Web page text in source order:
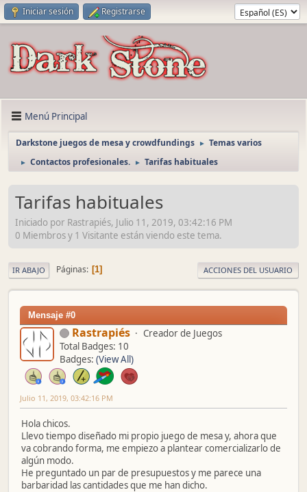
Iniciar sesión Registrarse
Menú Principal
Darkstone juegos de mesa y crowdfundings ► Temas varios
► Contactos profesionales. ► Tarifas habituales
Tarifas habituales
Iniciado por Rastrapiés, Julio 11, 2019, 03:42:16 PM
0 Miembros y 1 Visitante están viendo este tema.
IR ABAJO Páginas 1 ACCIONES DEL USUARIO
Mensaje #0
Rastrapiés
Creador de Juegos
Total Badges: 10
Badges: (View All)
Julio 11, 2019, 03:42:16 PM
Hola chicos.
Llevo tiempo diseñado mi propio juego de mesa y, ahora que
va cobrando forma, me empiezo a plantear comercializarlo de
algún modo.
He preguntado un par de presupuestos y me parece una
barbaridad las cantidades que me han dicho.